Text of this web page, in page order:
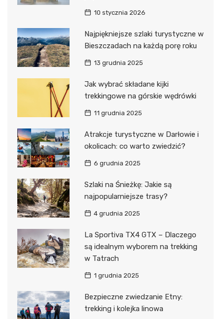
10 stycznia 2026
Najpiękniejsze szlaki turystyczne w
Bieszczadach na każdą porę roku
13 grudnia 2025
Jak wybrać składane kijki
trekkingowe na górskie wędrówki
11 grudnia 2025
Atrakcje turystyczne w Darłowie i
okolicach: co warto zwiedzić?
6 grudnia 2025
Szlaki na Śnieżkę: Jakie są
najpopularniejsze trasy?
4 grudnia 2025
La Sportiva TX4 GTX – Dlaczego
są idealnym wyborem na trekking
w Tatrach
1 grudnia 2025
Bezpieczne zwiedzanie Etny:
trekking i kolejka linowa